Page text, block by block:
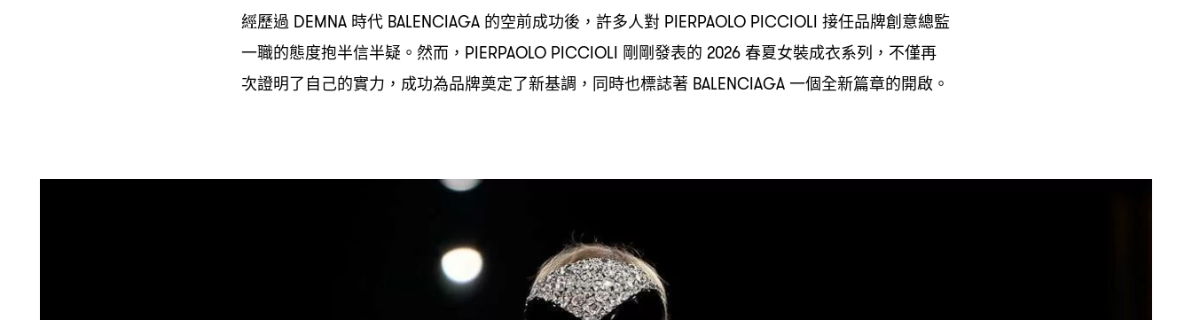
經歷過 DEMNA 時代 BALENCIAGA 的空前成功後 ， 許多人對 PIERPAOLO PICCIOLI 接任品牌創意總監
一職的態度抱半信半疑。然而 ，PIERPAOLO PICCIOLI 剛剛發表的 2026 春夏女裝成衣系列 ， 不僅再
次證明了自己的實力 ， 成功為品牌奠定了新基調 ， 同時也標誌著 BALENCIAGA一個全新篇章的開啟。